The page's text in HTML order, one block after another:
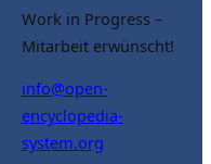
Work in Progress –
Mitarbeit erwünscht!
info@open-
encyclopedia-
system.org